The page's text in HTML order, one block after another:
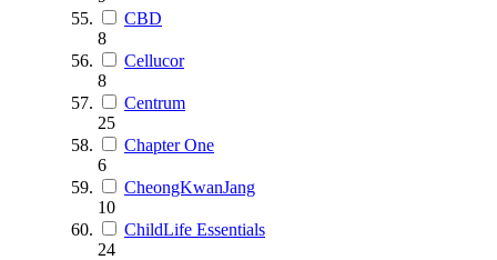
CBD
8
Cellucor
8
Centrum
25
Chapter One
6
CheongKwanJang
10
ChildLife Essentials
24